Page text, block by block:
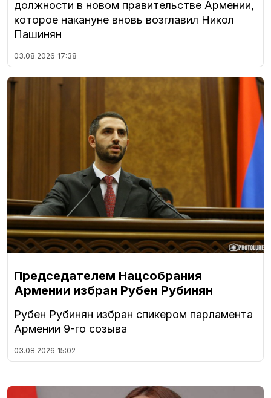
должности в новом правительстве Армении,
которое накануне вновь возглавил Никол
Пашинян
03.08.2026 17:38
Председателем Нацсобрания
Армении избран Рубен Рубинян
Рубен Рубинян избран спикером парламента
Армении 9-го созыва
03.08.2026 15:02